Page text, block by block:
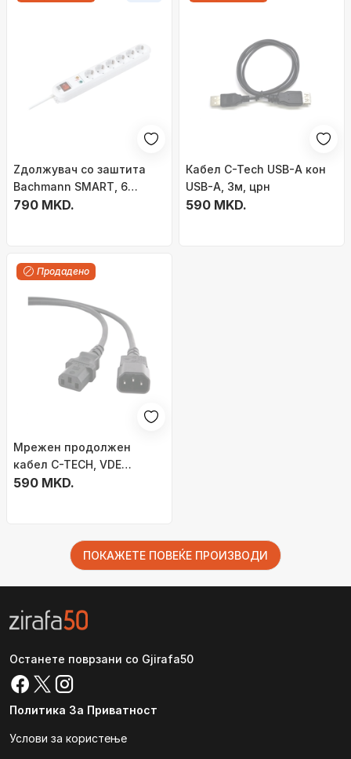
Zдолжувач со заштита
Bachmann SMART, 6
приклучоци, кабел 1.5 m,
790 MKD.
Кабел C-Tech USB-A кон
USB-A, 3м, црн
590 MKD.
Продадено
Мрежен продолжен
кабел C-TECH, VDE
220/230V, извор на
590 MKD.
ПОКАЖЕТЕ ПОВЕЌЕ ПРОИЗВОДИ
Останете поврзани со Gjirafa50
Политика За Приватност
Услови за користење